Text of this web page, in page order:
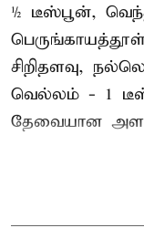
½ டீஸ்பூன்,
சிறிதளவு,
வெல்லம் - 1
தேவையான